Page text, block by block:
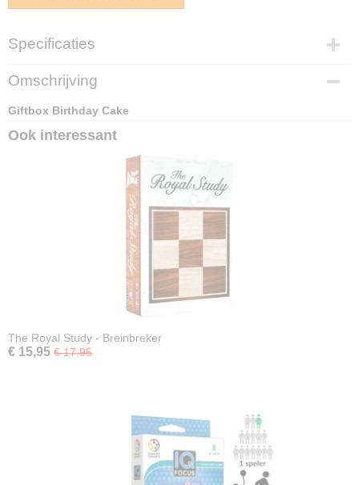
Specificaties
EAN code
4270003036986
Omschrijving
Giftbox Birthday Cake
Ook interessant
The Royal Study - Breinbreker
€ 15,95 € 17,95